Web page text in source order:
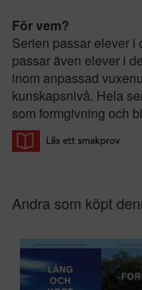
För vem?
Serien passar elever i
passar även elever i
inom anpassad
kunskapsnivå. Hela
som formgivning och
Andra som köpt